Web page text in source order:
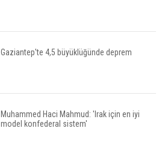
Gaziantep'te 4,5 büyüklüğünde deprem
Muhammed Haci Mahmud: 'Irak için en iyi
model konfederal sistem'